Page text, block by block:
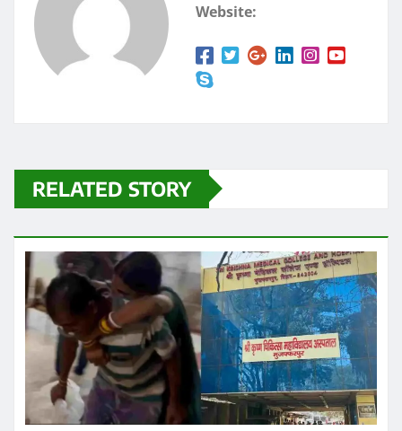
Website:
RELATED STORY